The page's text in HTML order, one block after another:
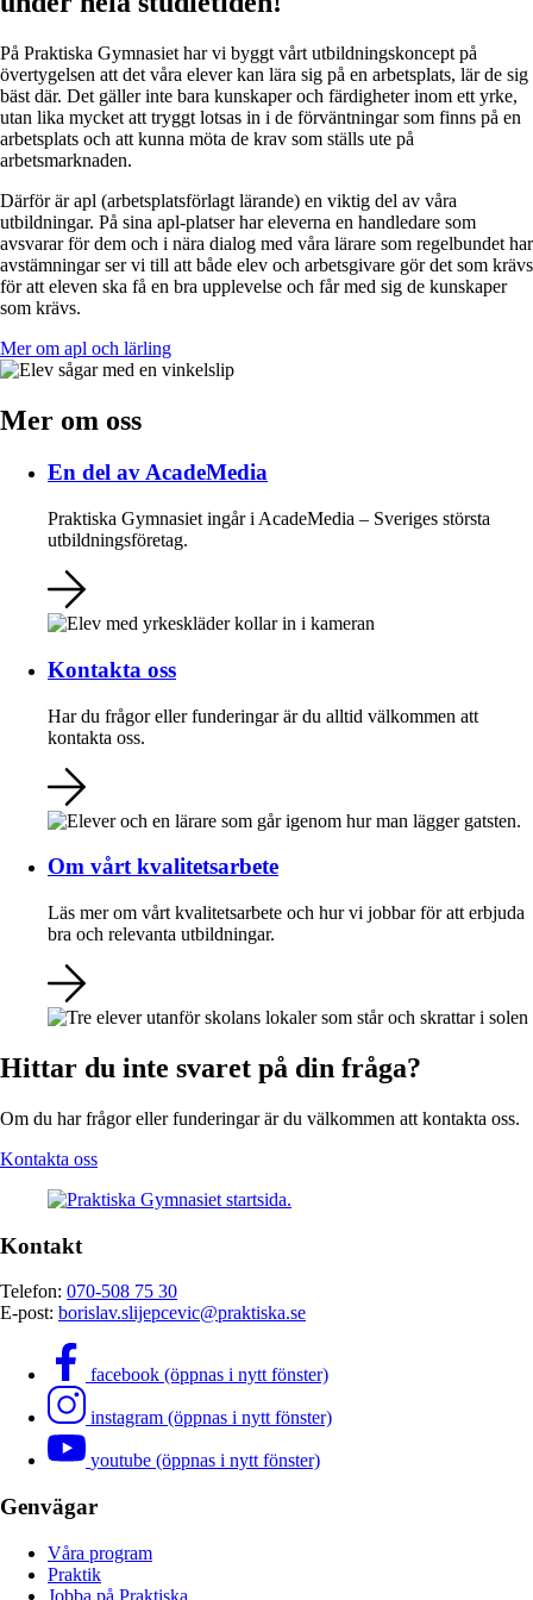
På Praktiska Gymnasiet har vi byggt vårt utbildningskoncept på
övertygelsen att det våra elever kan lära sig på en arbetsplats, lär de sig
bäst där. Det gäller inte bara kunskaper och färdigheter inom ett yrke,
utan lika mycket att tryggt lotsas in i de förväntningar som finns på en
arbetsplats och att kunna möta de krav som ställs ute på
arbetsmarknaden.
Därför är apl (arbetsplatsförlagt lärande) en viktig del av våra
utbildningar. På sina apl-platser har eleverna en handledare som
avsvarar för dem och i nära dialog med våra lärare som regelbundet har
avstämningar ser vi till att både elev och arbetsgivare gör det som krävs
för att eleven ska få en bra upplevelse och får med sig de kunskaper
som krävs.
Mer om apl och lärling
Mer om oss
En del av AcadeMedia
Praktiska Gymnasiet ingår i AcadeMedia – Sveriges största
utbildningsföretag.
Kontakta oss
Har du frågor eller funderingar är du alltid välkommen att
kontakta oss.
Om vårt kvalitetsarbete
Läs mer om vårt kvalitetsarbete och hur vi jobbar för att erbjuda
bra och relevanta utbildningar.
Hittar du inte svaret på din fråga?
Om du har frågor eller funderingar är du välkommen att kontakta oss.
Kontakta oss
Kontakt
Telefon: 070-508 75 30
E-post: borislav.slijepcevic@praktiska.se
facebook (öppnas i nytt fönster)
instagram (öppnas i nytt fönster)
youtube (öppnas i nytt fönster)
Genvägar
Våra program
Praktik
Jobba på Praktiska